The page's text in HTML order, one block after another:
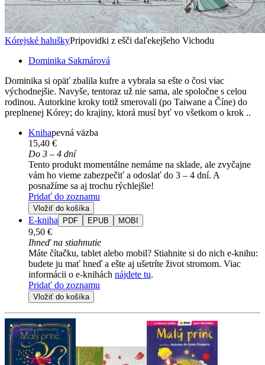
Kórejské haluškyPripovidki z ešči daľekejšeho Vichodu
Dominika Sakmárová
Dominika si opäť zbalila kufre a vybrala sa ešte o čosi viac
východnejšie. Navyše, tentoraz už nie sama, ale spoločne s celou
rodinou. Autorkine kroky totiž smerovali (po Taiwane a Číne) do
preplnenej Kórey; do krajiny, ktorá musí byť vo všetkom o krok ..
Knihapevná väzba
15,40 €
Do 3 – 4 dní
Tento produkt momentálne nemáme na sklade, ale zvyčajne
vám ho vieme zabezpečiť a odoslať do 3 – 4 dní. A
posnažíme sa aj trochu rýchlejšie!
Pridať do zoznamu
Vložiť do košíka
E-kniha PDF EPUB MOBI
9,50 €
Ihneď na stiahnutie
Máte čítačku, tablet alebo mobil? Stiahnite si do nich e-knihu:
budete ju mať hneď a ešte aj ušetríte život stromom. Viac
informácii o e-knihách nájdete tu.
Pridať do zoznamu
Vložiť do košíka